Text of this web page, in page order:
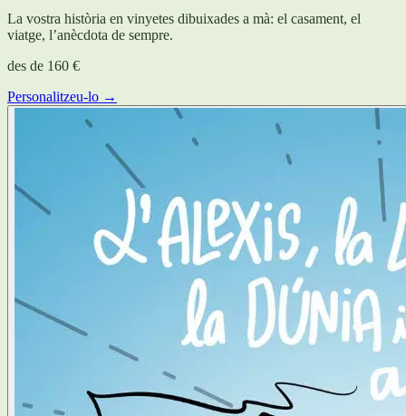
La vostra història en vinyetes dibuixades a mà: el casament, el
viatge, l’anècdota de sempre.
des de 160 €
Personalitzeu-lo →